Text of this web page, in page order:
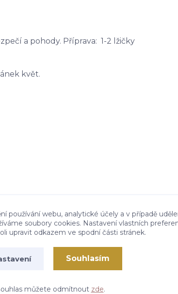
a pohody. Příprava: 1-2 lžičky
květ.
používání webu, analytické účely a v případě
soubory cookies. Nastavení vlastních
upravit odkazem ve spodní části stránek.
Souhlasím
můžete odmítnout zde.